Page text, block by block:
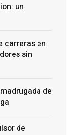
un
carreras en
sin
de
de